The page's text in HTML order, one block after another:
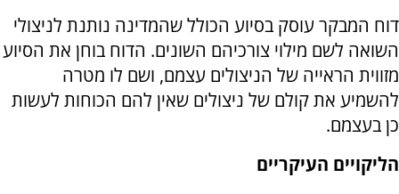
דוח המבקר עוסק בסיוע הכולל שהמדינה נותנת לניצולי
השואה לשם מילוי צורכיהם השונים. הדוח בוחן את הסיוע
מזווית הראייה של הניצולים עצמם, ושם לו מטרה
להשמיע את קולם של ניצולים שאין להם הכוחות לעשות
כן בעצמם.
הליקויים העיקריים